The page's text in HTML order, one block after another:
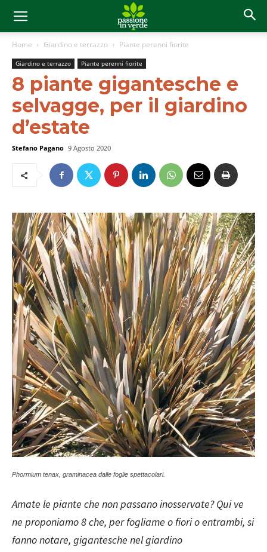
Home Giardino e terrazzo Piante perenni fiorite
Giardino e terrazzo Piante perenni fiorite
8 piante gigantesche e
selvagge, per il giardino
d’estate
Stefano Pagano 9 Agosto 2020
Phormium tenax, graminacea dalle foglie spettacolari.
Amate le piante che non passano inosservate? Qui ve
ne proponiamo 8 che, per fogliame o fiori o entrambi, si
fanno notare, gigantesche nel giardino